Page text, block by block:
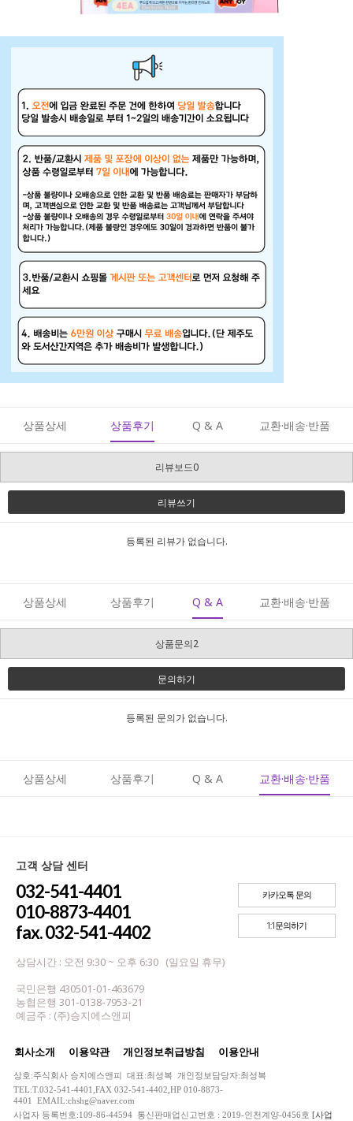
상품상세 상품후기 Q & A 교환·배송·반품
리뷰보드0
리뷰쓰기
등록된 리뷰가 없습니다.
상품상세 상품후기 Q & A 교환·배송·반품
상품문의2
문의하기
등록된 문의가 없습니다.
상품상세 상품후기 Q & A 교환·배송·반품
고객 상담 센터
032-541-4401
010-8873-4401
fax. 032-541-4402
상담시간 : 오전 9:30 ~ 오후 6:30 (일요일 휴무)
국민은행 430501-01-463679
농협은행 301-0138-7953-21
예금주 : (주)승지에스앤피
카카오톡 문의
1:1문의하기
회사소개 이용약관 개인정보취급방침 이용안내
상호:주식회사 승지에스앤피 대표:최성복 개인정보담당자:최성복
TEL:T.032-541-4401,FAX 032-541-4402,HP 010-8873-
4401 EMAIL:chshg@naver.com
사업자 등록번호:109-86-44594 통신판매업신고번호 : 2019-인천계양-0456호 [사업